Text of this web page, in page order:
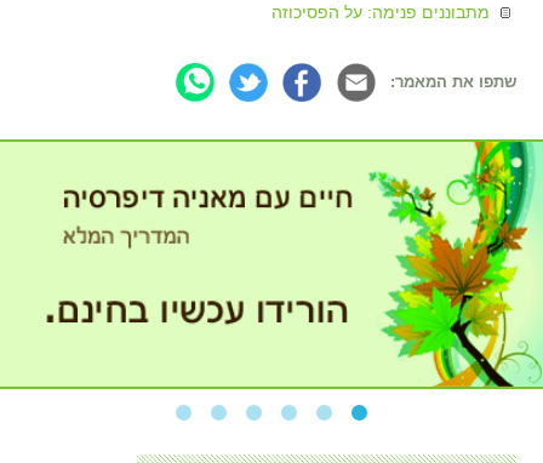
מתבוננים פנימה: על הפסיכוזה
שתפו את המאמר: